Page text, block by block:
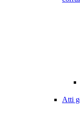
Atti